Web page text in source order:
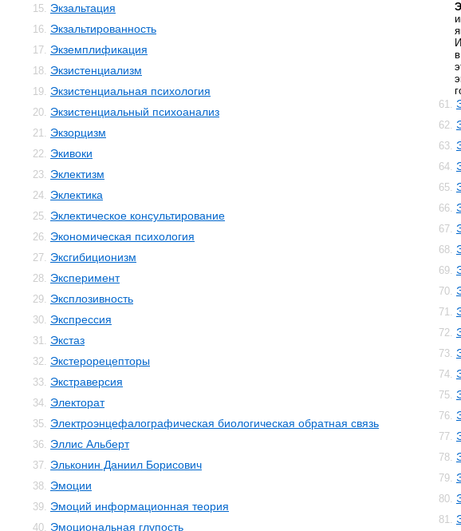
15. Экзальтация
16. Экзальтированность
17. Экземплификация
18. Экзистенциализм
19. Экзистенциальная психология
20. Экзистенциальный психоанализ
21. Экзорцизм
22. Экивоки
23. Эклектизм
24. Эклектика
25. Эклектическое консультирование
26. Экономическая психология
27. Эксгибиционизм
28. Эксперимент
29. Эксплозивность
30. Экспрессия
31. Экстаз
32. Экстерорецепторы
33. Экстраверсия
34. Электорат
35. Электроэнцефалографическая биологическая обратная связь
36. Эллис Альберт
37. Эльконин Даниил Борисович
38. Эмоции
39. Эмоций информационная теория
40. Эмоциональная глупость
61.
62.
63.
64.
65.
66.
67.
68.
69.
70.
71.
72.
73.
74.
75.
76.
77.
78.
79.
80.
81.